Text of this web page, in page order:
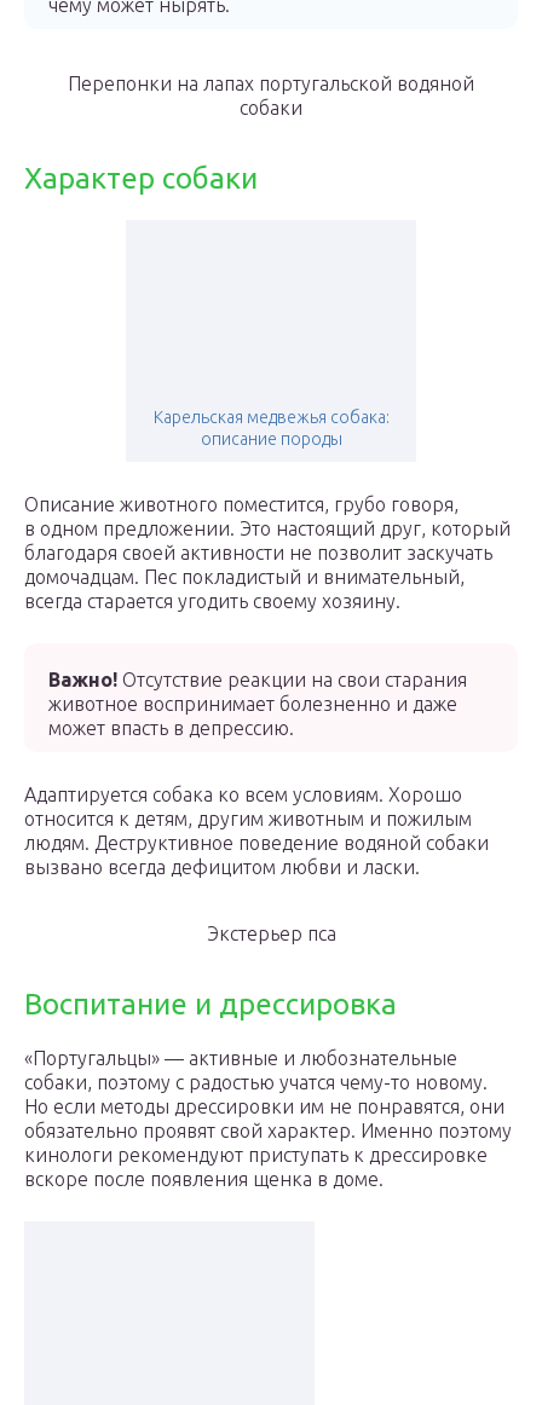
чему может нырять.
Перепонки на лапах португальской водяной
собаки
Характер собаки
Карельская медвежья собака:
описание породы
Описание животного поместится, грубо говоря,
в одном предложении. Это настоящий друг, который
благодаря своей активности не позволит заскучать
домочадцам. Пес покладистый и внимательный,
всегда старается угодить своему хозяину.
Важно! Отсутствие реакции на свои старания
животное воспринимает болезненно и даже
может впасть в депрессию.
Адаптируется собака ко всем условиям. Хорошо
относится к детям, другим животным и пожилым
людям. Деструктивное поведение водяной собаки
вызвано всегда дефицитом любви и ласки.
Экстерьер пса
Воспитание и дрессировка
«Португальцы» — активные и любознательные
собаки, поэтому с радостью учатся чему-то новому.
Но если методы дрессировки им не понравятся, они
обязательно проявят свой характер. Именно поэтому
кинологи рекомендуют приступать к дрессировке
вскоре после появления щенка в доме.